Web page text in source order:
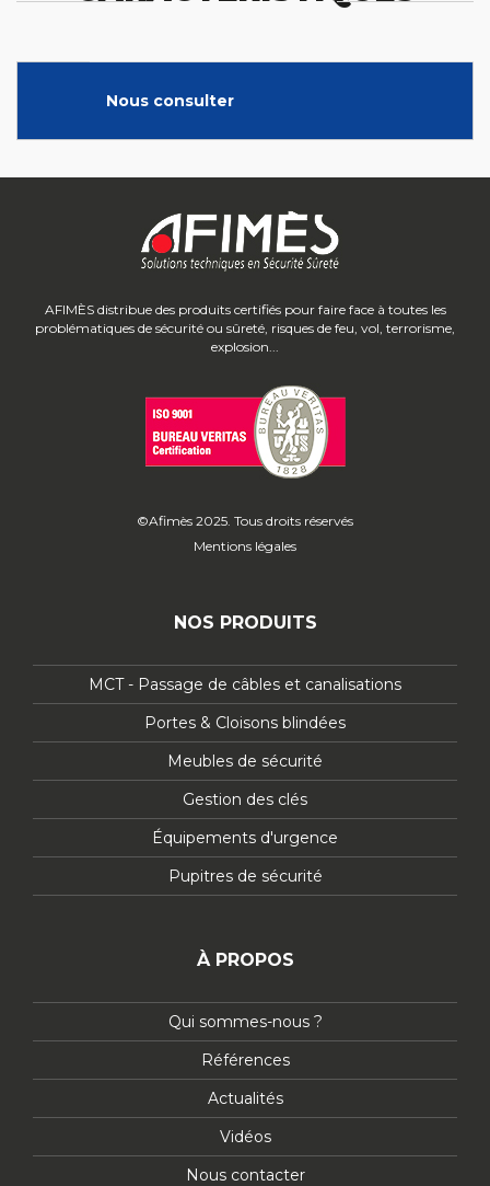
Nous consulter
AFIMÈS distribue des produits certifiés pour faire face à toutes les
problématiques de sécurité ou sûreté, risques de feu, vol, terrorisme,
explosion...
©Afimès 2025. Tous droits réservés
Mentions légales
NOS PRODUITS
MCT - Passage de câbles et canalisations
Portes & Cloisons blindées
Meubles de sécurité
Gestion des clés
Équipements d'urgence
Pupitres de sécurité
À PROPOS
Qui sommes-nous ?
Références
Actualités
Vidéos
Nous contacter